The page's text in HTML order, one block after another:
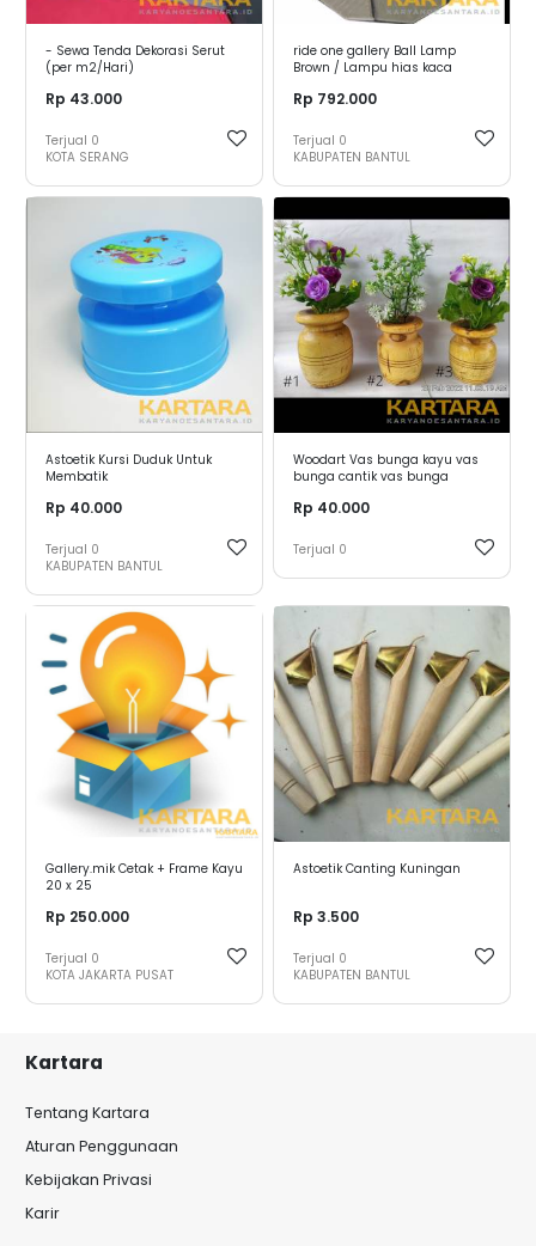
- Sewa Tenda Dekorasi Serut
(per m2/Hari)
Rp 43.000
Terjual 0
KOTA SERANG
ride one gallery Ball Lamp
Brown / Lampu hias kaca
coklat " pre order 15 hari"
Rp 792.000
Terjual 0
KABUPATEN BANTUL
Astoetik Kursi Duduk Untuk
Membatik
Rp 40.000
Terjual 0
KABUPATEN BANTUL
Woodart Vas bunga kayu vas
bunga cantik vas bunga
bunga murah vas bunga
Rp 40.000
Terjual 0
Gallery.mik Cetak + Frame Kayu
20 x 25
Rp 250.000
Terjual 0
KOTA JAKARTA PUSAT
Astoetik Canting Kuningan
Rp 3.500
Terjual 0
KABUPATEN BANTUL
Kartara
Tentang Kartara
Aturan Penggunaan
Kebijakan Privasi
Karir